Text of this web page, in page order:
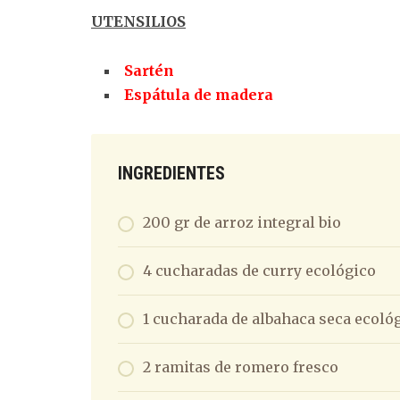
UTENSILIOS
Sartén
Espátula de madera
INGREDIENTES
200 gr de arroz integral bio
4 cucharadas de curry ecológico
1 cucharada de albahaca seca
2 ramitas de romero fresco